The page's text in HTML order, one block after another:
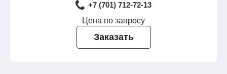
+7 (701) 712-72-13
Цена по запросу
Заказать